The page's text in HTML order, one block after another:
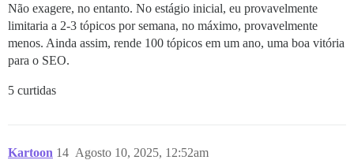
Não exagere, no entanto. No estágio inicial, eu provavelmente
limitaria a 2-3 tópicos por semana, no máximo, provavelmente
menos. Ainda assim, rende 100 tópicos em um ano, uma boa vitória
para o SEO.
5 curtidas
Kartoon Agosto 10, 2025, 12:52am
14